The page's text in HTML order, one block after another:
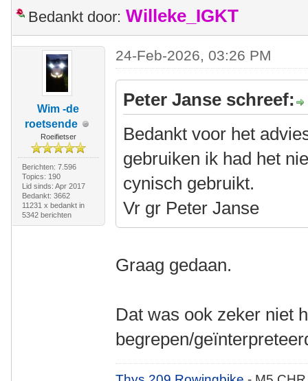
Bedankt door: Willeke_IGKT
Wim -de
roetsende
Roeifietser
Berichten: 7.596
Topics: 190
Lid sinds: Apr 2017
Bedankt: 3662
11231 x bedankt in
5342 berichten
24-Feb-2026, 03:26 PM
Peter Janse schreef:
Bedankt voor het
gebruiken ik had het
cynisch gebruikt.
Vr gr Peter Janse
Graag gedaan.
Dat was ook zeker niet
begrepen/